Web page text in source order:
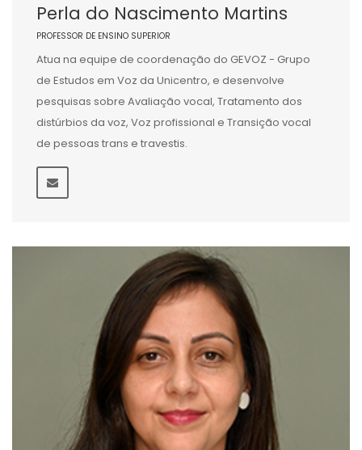
Perla do Nascimento Martins
PROFESSOR DE ENSINO SUPERIOR
Atua na equipe de coordenação do GEVOZ - Grupo
de Estudos em Voz da Unicentro, e desenvolve
pesquisas sobre Avaliação vocal, Tratamento dos
distúrbios da voz, Voz profissional e Transição vocal
de pessoas trans e travestis.